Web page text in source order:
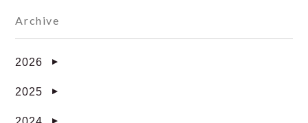
Archive
2026 ▼
2025 ▼
▼